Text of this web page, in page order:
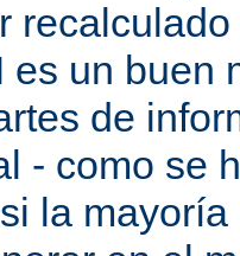
es un buen
de
- como se
la